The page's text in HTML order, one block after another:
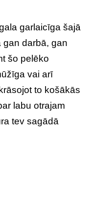
garlaicīga šajā
gan darbā, gan
šo pelēko
vai arī
to košākās
labu otrajam
tev sagādā